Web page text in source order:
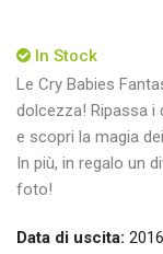
In Stock
Le Cry Babies
dolcezza! Ripassa i
e scopri la magia
In più, in regalo un
foto!
Data di uscita: